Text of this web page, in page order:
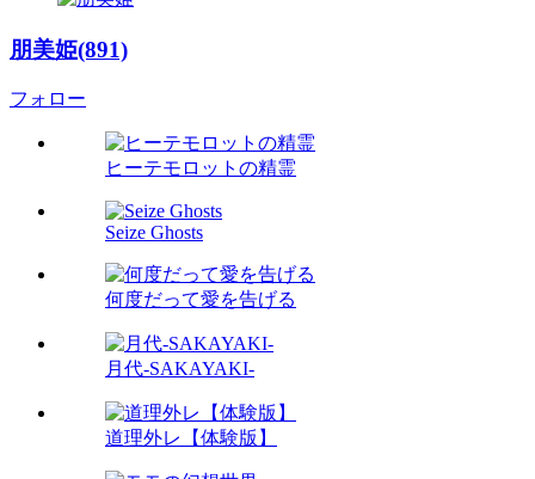
朋美姫(891)
フォロー
ヒーテモロットの精霊
Seize Ghosts
何度だって愛を告げる
月代-SAKAYAKI-
道理外レ【体験版】